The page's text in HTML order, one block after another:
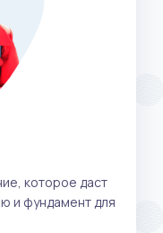
которое даст
и фундамент для